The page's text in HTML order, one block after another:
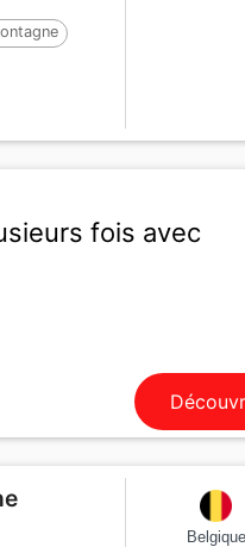
fois avec
Belgique